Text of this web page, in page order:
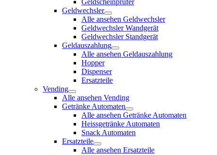
Geldscheinprüfer
Geldwechsler
Alle ansehen Geldwechsler
Geldwechsler Wandgerät
Geldwechsler Standgerät
Geldauszahlung
Alle ansehen Geldauszahlung
Hopper
Dispenser
Ersatzteile
Vending
Alle ansehen Vending
Getränke Automaten
Alle ansehen Getränke Automaten
Heissgetränke Automaten
Snack Automaten
Ersatzteile
Alle ansehen Ersatzteile